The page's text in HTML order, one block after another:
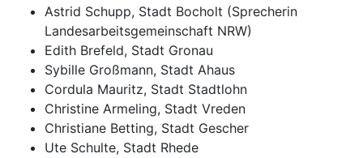
Astrid Schupp, Stadt Bocholt (Sprecherin
Landesarbeitsgemeinschaft NRW)
Edith Brefeld, Stadt Gronau
Sybille Großmann, Stadt Ahaus
Cordula Mauritz, Stadt Stadtlohn
Christine Armeling, Stadt Vreden
Christiane Betting, Stadt Gescher
Ute Schulte, Stadt Rhede